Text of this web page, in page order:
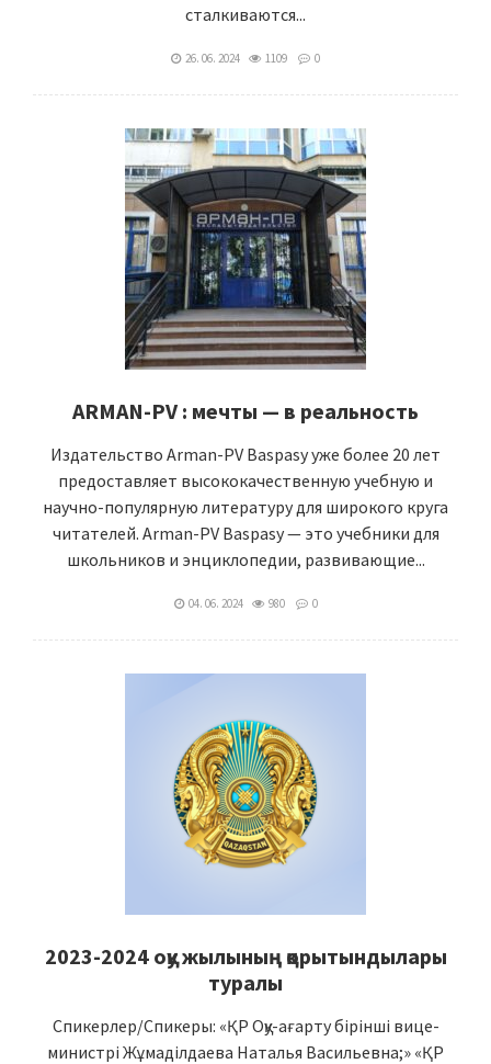
сталкиваются...
26. 06. 2024 1109 0
ARMAN-PV : мечты — в реальность
Издательство Arman-PV Baspasy уже более 20 лет
предоставляет высококачественную учебную и
научно-популярную литературу для широкого круга
читателей. Arman-PV Baspasy — это учебники для
школьников и энциклопедии, развивающие...
04. 06. 2024 980 0
2023-2024 оқу жылының қорытындылары
туралы
Спикерлер/Спикеры: «ҚР Оқу-ағарту бірінші вице-
министрі Жұмаділдаева Наталья Васильевна;» «ҚР